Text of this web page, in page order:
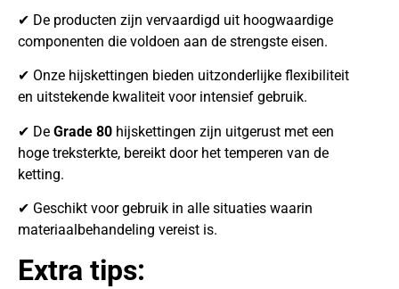
✔ De producten zijn vervaardigd uit hoogwaardige
componenten die voldoen aan de strengste eisen.
✔ Onze hijskettingen bieden uitzonderlijke flexibiliteit
en uitstekende kwaliteit voor intensief gebruik.
✔ De Grade 80 hijskettingen zijn uitgerust met een
hoge treksterkte, bereikt door het temperen van de
ketting.
✔ Geschikt voor gebruik in alle situaties waarin
materiaalbehandeling vereist is.
Extra tips: